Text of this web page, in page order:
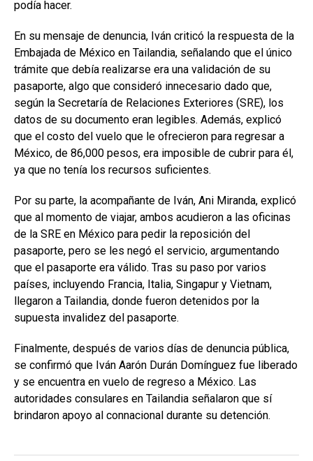
podía hacer.
En su mensaje de denuncia, Iván criticó la respuesta de la
Embajada de México en Tailandia, señalando que el único
trámite que debía realizarse era una validación de su
pasaporte, algo que consideró innecesario dado que,
según la Secretaría de Relaciones Exteriores (SRE), los
datos de su documento eran legibles. Además, explicó
que el costo del vuelo que le ofrecieron para regresar a
México, de 86,000 pesos, era imposible de cubrir para él,
ya que no tenía los recursos suficientes.
Por su parte, la acompañante de Iván, Ani Miranda, explicó
que al momento de viajar, ambos acudieron a las oficinas
de la SRE en México para pedir la reposición del
pasaporte, pero se les negó el servicio, argumentando
que el pasaporte era válido. Tras su paso por varios
países, incluyendo Francia, Italia, Singapur y Vietnam,
llegaron a Tailandia, donde fueron detenidos por la
supuesta invalidez del pasaporte.
Finalmente, después de varios días de denuncia pública,
se confirmó que Iván Aarón Durán Domínguez fue liberado
y se encuentra en vuelo de regreso a México. Las
autoridades consulares en Tailandia señalaron que sí
brindaron apoyo al connacional durante su detención.